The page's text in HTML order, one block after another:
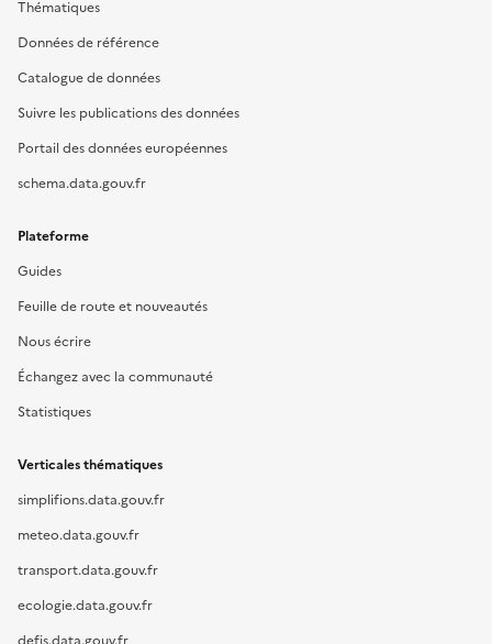
Thématiques
Données de référence
Catalogue de données
Suivre les publications des données
Portail des données européennes
schema.data.gouv.fr
Plateforme
Guides
Feuille de route et nouveautés
Nous écrire
Échangez avec la communauté
Statistiques
Verticales thématiques
simplifions.data.gouv.fr
meteo.data.gouv.fr
transport.data.gouv.fr
ecologie.data.gouv.fr